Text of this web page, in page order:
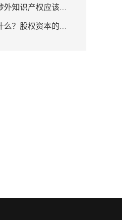
音？
知识产权应该如
？股权资本的内